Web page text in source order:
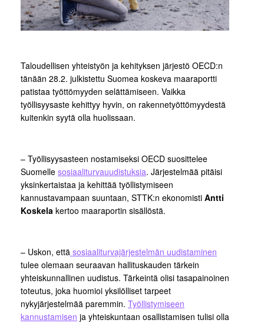
Taloudellisen yhteistyön ja kehityksen järjestö OECD:n
tänään 28.2. julkistettu Suomea koskeva maaraportti
patistaa työttömyyden selättämiseen. Vaikka
työllisyysaste kehittyy hyvin, on rakennetyöttömyydestä
kuitenkin syytä olla huolissaan.
– Työllisyysasteen nostamiseksi OECD suosittelee
Suomelle sosiaaliturvauudistuksia. Järjestelmää pitäisi
yksinkertaistaa ja kehittää työllistymiseen
kannustavampaan suuntaan, STTK:n ekonomisti Antti
Koskela kertoo maaraportin sisällöstä.
– Uskon, että sosiaaliturvajärjestelmän uudistaminen
tulee olemaan seuraavan hallituskauden tärkein
yhteiskunnallinen uudistus. Tärkeintä olisi tasapainoinen
toteutus, joka huomioi yksilölliset tarpeet
nykyjärjestelmää paremmin. Työllistymiseen
kannustamisen ja yhteiskuntaan osallistamisen tulisi olla